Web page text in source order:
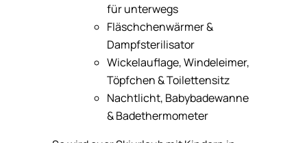
für unterwegs
Fläschchenwärmer &
Dampfsterilisator
Wickelauflage, Windeleimer,
Töpfchen & Toilettensitz
Nachtlicht, Babybadewanne
& Badethermometer